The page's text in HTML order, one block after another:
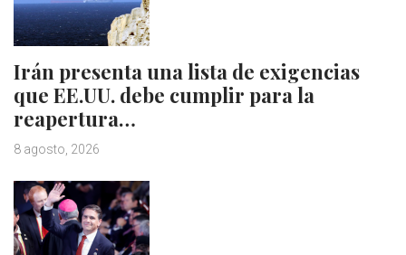
Irán presenta una lista de exigencias
que EE.UU. debe cumplir para la
reapertura…
8 agosto, 2026